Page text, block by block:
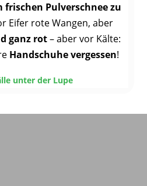
frischen Pulverschnee zu
Eifer rote Wangen, aber
ganz rot– aber vor Kälte:
Handschuhe vergessen!
unter der Lupe